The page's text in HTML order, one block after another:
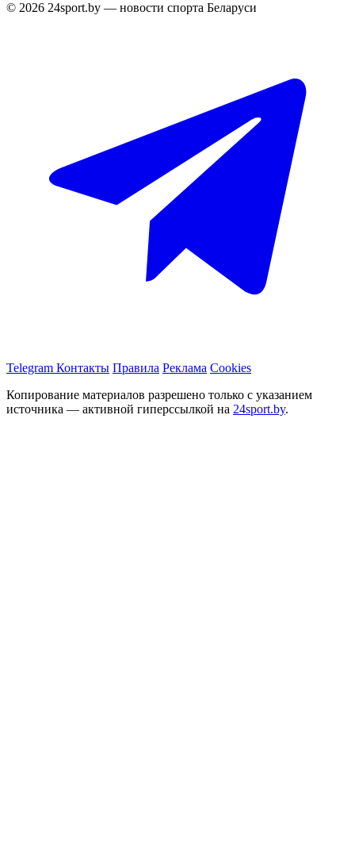
© 2026 24sport.by — новости спорта Беларуси
Telegram Контакты Правила Реклама Cookies
Копирование материалов разрешено только с указанием
источника — активной гиперссылкой на 24sport.by.